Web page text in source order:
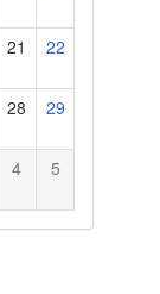
21 22
28 29
4 5